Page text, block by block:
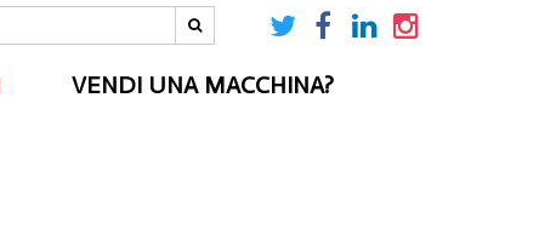
VENDI UNA MACCHINA?